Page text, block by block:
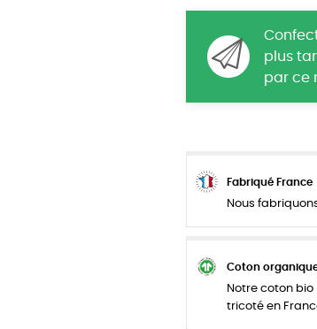
plus
par ce
Fabriqué France
Nous
Coton
Notre coton
tricoté en